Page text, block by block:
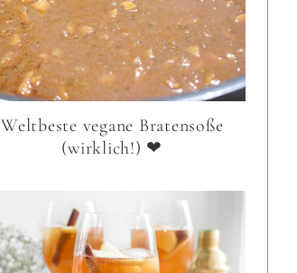
Weltbeste vegane Bratensoße
(wirklich!) ❤